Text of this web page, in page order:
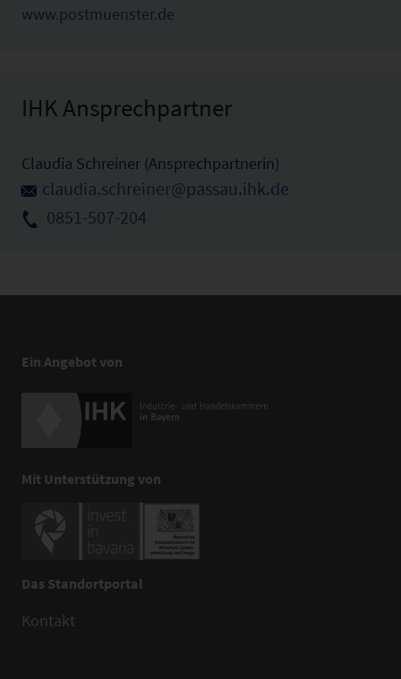
www.postmuenster.de
IHK Ansprechpartner
Claudia Schreiner (Ansprechpartnerin)
claudia.schreiner@passau.ihk.de
0851-507-204
Ein Angebot von
Mit Unterstützung von
Das Standortportal
Kontakt